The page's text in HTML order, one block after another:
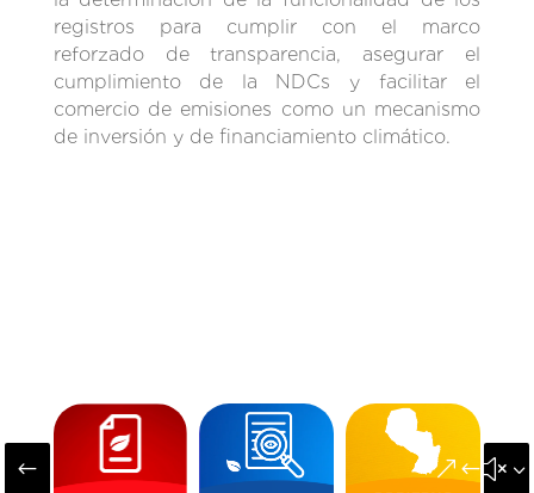
registros para cumplir con el marco
reforzado de transparencia, asegurar el
cumplimiento de la NDCs y facilitar el
comercio de emisiones como un mecanismo
de inversión y de financiamiento climático.
#